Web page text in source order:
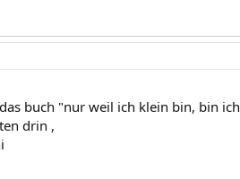
buch "nur weil ich klein bin, bin
drin ,